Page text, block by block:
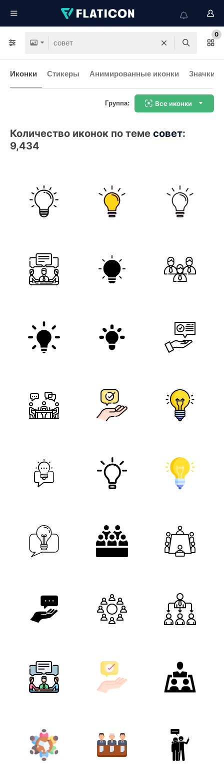
0
Иконки Стикеры Анимированные иконки Значки
Группа: Все иконки
Количество иконок по теме совет:
9,434